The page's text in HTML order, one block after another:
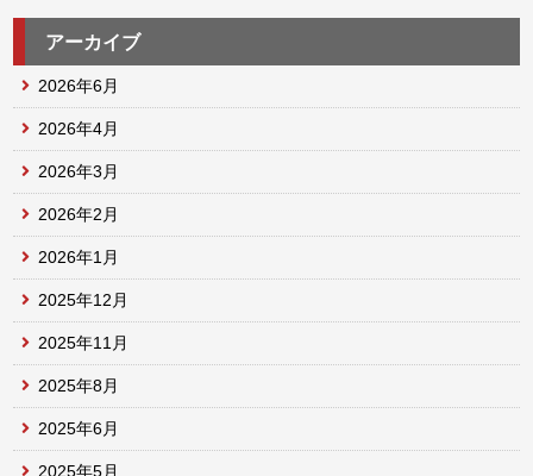
アーカイブ
2026年6月
2026年4月
2026年3月
2026年2月
2026年1月
2025年12月
2025年11月
2025年8月
2025年6月
2025年5月